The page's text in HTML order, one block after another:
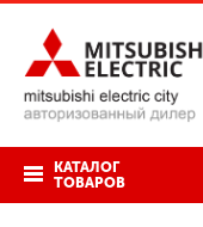
КАТАЛОГ
ТОВАРОВ